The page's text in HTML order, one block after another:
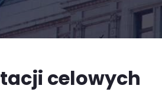
celowych